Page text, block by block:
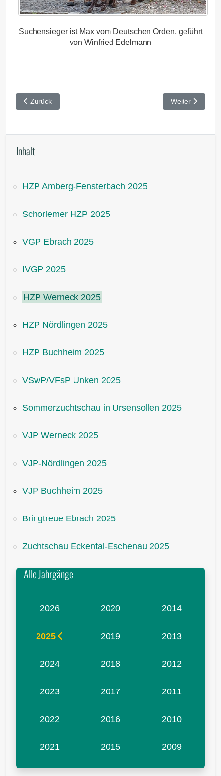
Suchensieger ist Max vom Deutschen Orden, geführt
von Winfried Edelmann
Vorheriger Beitrag: IVGP 2025
Zurück Nächster
Weiter
Inhalt
HZP Amberg-Fensterbach 2025
Schorlemer HZP 2025
VGP Ebrach 2025
IVGP 2025
HZP Werneck 2025
HZP Nördlingen 2025
HZP Buchheim 2025
VSwP/VFsP Unken 2025
Sommerzuchtschau in Ursensollen 2025
VJP Werneck 2025
VJP-Nördlingen 2025
VJP Buchheim 2025
Bringtreue Ebrach 2025
Zuchtschau Eckental-Eschenau 2025
Alle Jahrgänge
2026
2025
2024
2023
2022
2021
2020
2019
2018
2017
2016
2015
2014
2013
2012
2011
2010
2009